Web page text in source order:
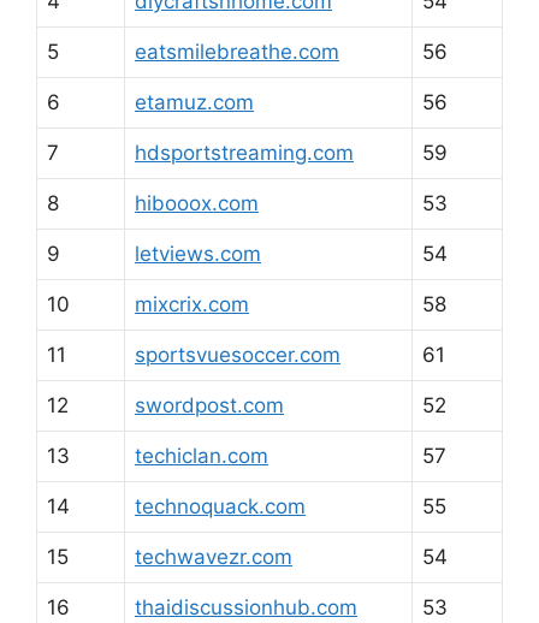
5 eatsmilebreathe.com 56
6 etamuz.com 56
7 hdsportstreaming.com 59
8 hibooox.com 53
9 letviews.com 54
10 mixcrix.com 58
11 sportsvuesoccer.com 61
12 swordpost.com 52
13 techiclan.com 57
14 technoquack.com 55
15 techwavezr.com 54
16 thaidiscussionhub.com 53